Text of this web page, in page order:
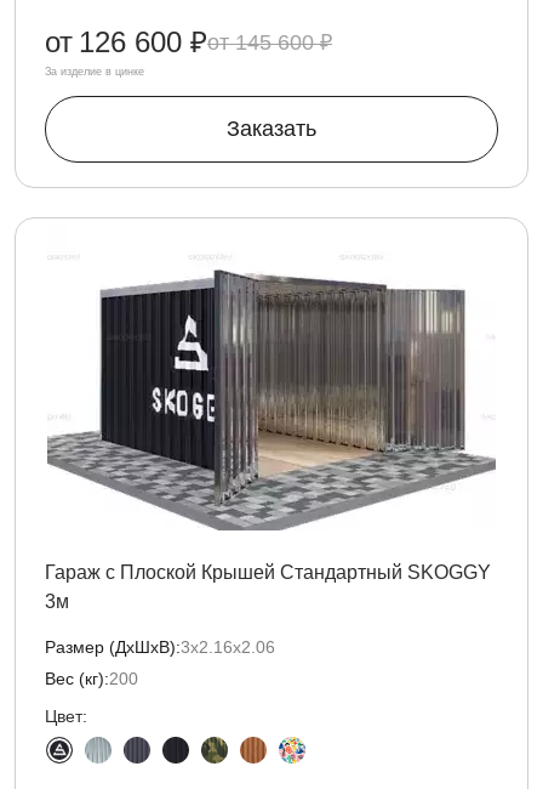
145 600 ₽
от 126 600 ₽
За изделие в цинке
Заказать
Гараж с Плоской Крышей Стандартный SKOGGY
3м
Размер (ДxШxВ):3х2.16х2.06
Вес (кг):200
Цвет: